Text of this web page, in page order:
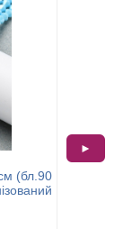
(бл.90
►